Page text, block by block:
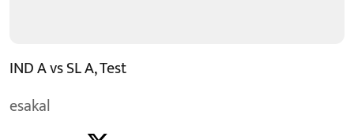
IND A vs SL A, Test
esakal